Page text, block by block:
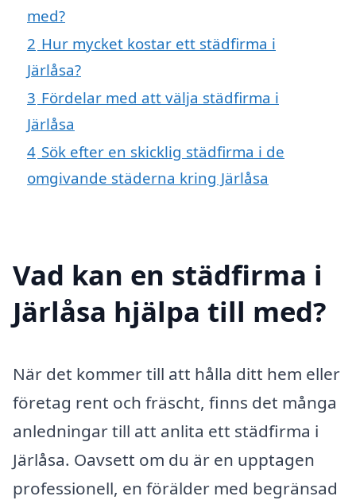
med?
2 Hur mycket kostar ett städfirma i
Järlåsa?
3 Fördelar med att välja städfirma i
Järlåsa
4 Sök efter en skicklig städfirma i de
omgivande städerna kring Järlåsa
Vad kan en städfirma i
Järlåsa hjälpa till med?
När det kommer till att hålla ditt hem eller
företag rent och fräscht, finns det många
anledningar till att anlita ett städfirma i
Järlåsa. Oavsett om du är en upptagen
professionell, en förälder med begränsad